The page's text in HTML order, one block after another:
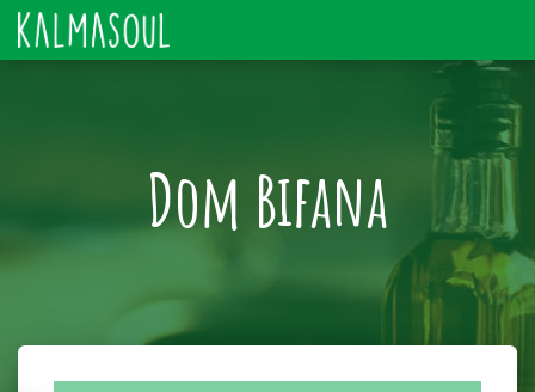
Dom Bifana